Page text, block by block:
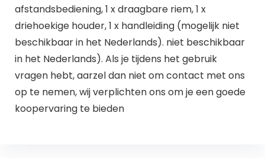
afstandsbediening, 1 x draagbare riem, 1 x
driehoekige houder, 1 x handleiding (mogelijk niet
beschikbaar in het Nederlands). niet beschikbaar
in het Nederlands). Als je tijdens het gebruik
vragen hebt, aarzel dan niet om contact met ons
op te nemen, wij verplichten ons om je een goede
koopervaring te bieden